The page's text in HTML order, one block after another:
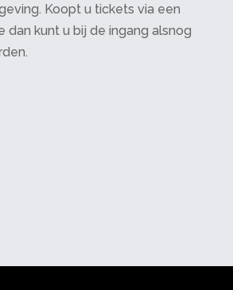
Koopt u tickets via een
dan kunt u bij de ingang alsnog